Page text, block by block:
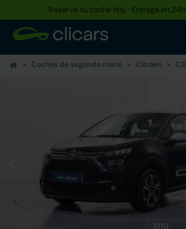
Reserva tu coche hoy · Entrega en
Coches de segunda mano Citroen C3
1/10